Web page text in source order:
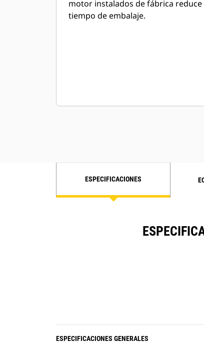
motor instalados de fábrica reduce
tiempo de embalaje.
ESPECIFICACIONES
ESPECIFICACIONES GENERALES